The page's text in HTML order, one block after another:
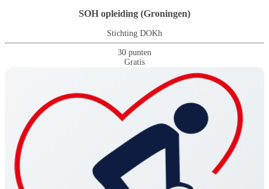
SOH opleiding (Groningen)
Stichting DOKh
30 punten
Gratis